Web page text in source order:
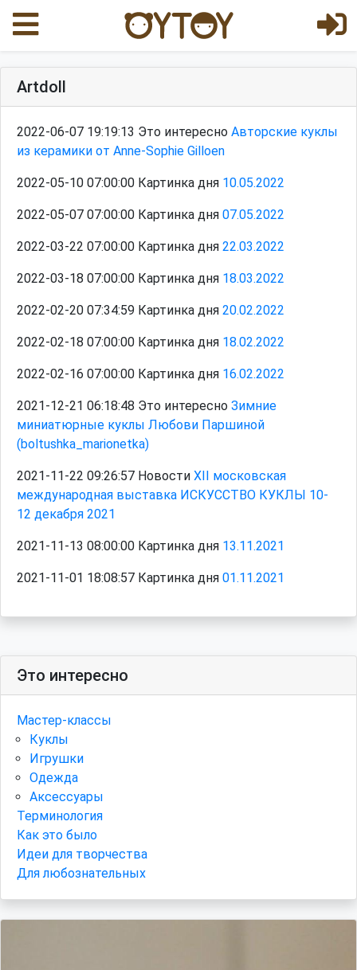
Artdoll
2022-06-07 19:19:13 Это интересно Авторские куклы
из керамики от Anne-Sophie Gilloen
2022-05-10 07:00:00 Картинка дня 10.05.2022
2022-05-07 07:00:00 Картинка дня 07.05.2022
2022-03-22 07:00:00 Картинка дня 22.03.2022
2022-03-18 07:00:00 Картинка дня 18.03.2022
2022-02-20 07:34:59 Картинка дня 20.02.2022
2022-02-18 07:00:00 Картинка дня 18.02.2022
2022-02-16 07:00:00 Картинка дня 16.02.2022
2021-12-21 06:18:48 Это интересно Зимние
миниатюрные куклы Любови Паршиной
(boltushka_marionetka)
2021-11-22 09:26:57 Новости XII московская
международная выставка ИСКУССТВО КУКЛЫ 10-
12 декабря 2021
2021-11-13 08:00:00 Картинка дня 13.11.2021
2021-11-01 18:08:57 Картинка дня 01.11.2021
Это интересно
Мастер-классы
Куклы
Игрушки
Одежда
Аксессуары
Терминология
Как это было
Идеи для творчества
Для любознательных